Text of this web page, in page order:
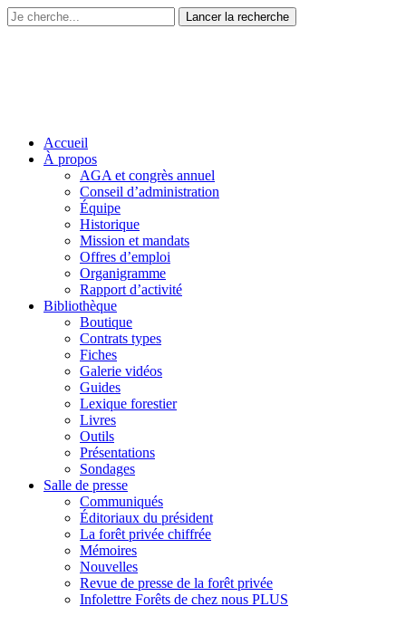
Accueil
À propos
AGA et congrès annuel
Conseil d’administration
Équipe
Historique
Mission et mandats
Offres d’emploi
Organigramme
Rapport d’activité
Bibliothèque
Boutique
Contrats types
Fiches
Galerie vidéos
Guides
Lexique forestier
Livres
Outils
Présentations
Sondages
Salle de presse
Communiqués
Éditoriaux du président
La forêt privée chiffrée
Mémoires
Nouvelles
Revue de presse de la forêt privée
Infolettre Forêts de chez nous PLUS